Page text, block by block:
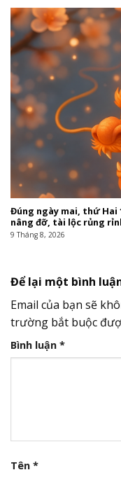
Đúng ngày mai, thứ Hai
nâng đỡ, tài lộc rủng
9 Tháng 8, 2026
Để lại một bình
Email của bạn sẽ
trường bắt buộc
Bình luận *
Tên *